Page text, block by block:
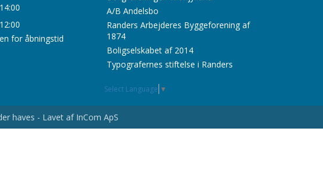
for åbningstid
A/B Andelsbo
Randers Arbejderes Byggeforening af
1874
Boligselskabet af 2014
Typografernes stiftelse i Randers
Select Language ▼
haves - Lavet af InCom ApS